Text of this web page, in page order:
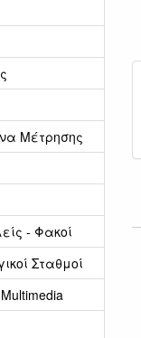
Μέτρησης
- Φακοί
Σταθμοί